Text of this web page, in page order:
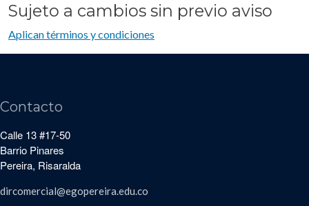
Sujeto a cambios sin previo aviso
Aplican términos y condiciones
Contacto
Calle 13 #17-50
Barrio Pinares
Pereira, Risaralda
dircomercial@egopereira.edu.co